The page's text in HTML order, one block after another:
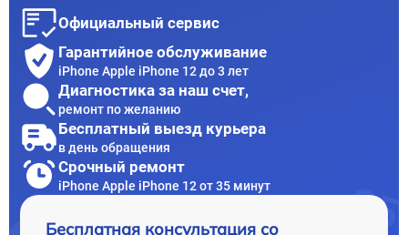
Официальный сервис
Гарантийное обслуживание
iPhone Apple iPhone 12 до 3 лет
Диагностика за наш счет,
ремонт по желанию
Бесплатный выезд курьера
в день обращения
Срочный ремонт
iPhone Apple iPhone 12 от 35 минут
Бесплатная консультация со